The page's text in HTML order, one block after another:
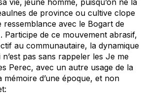
vie, jeune homme, puisqu’on ne la
de province ou cultive clope
avec le Bogart de
Participe de ce mouvement abrasif,
au communautaire, la dynamique
pas sans rappeler les Je me
Perec, avec un autre usage de la
mémoire d’une époque, et non